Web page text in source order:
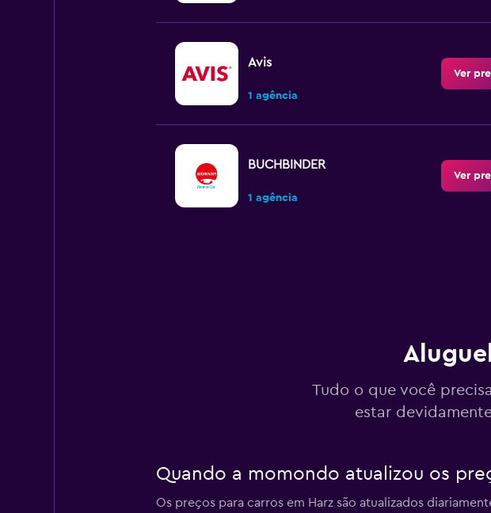
Avis
1 agência
Ver
BUCHBINDER
1 agência
Ver
Global Rent A Car
1 agência
Ver
Tudo o que você
estar
Quando a momondo atualizou os
Os preços para carros em Harz são atualizados